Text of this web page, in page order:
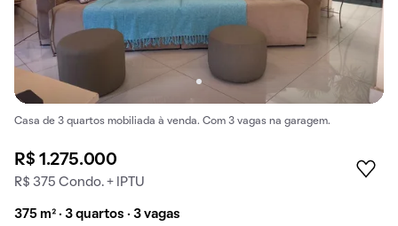
Casa de 3 quartos mobiliada à venda. Com 3 vagas na garagem.
R$ 1.275.000
R$ 375 Condo. + IPTU
375 m² · 3 quartos · 3 vagas